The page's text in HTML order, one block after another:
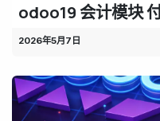
odoo19 会计模块
2026年5月7日